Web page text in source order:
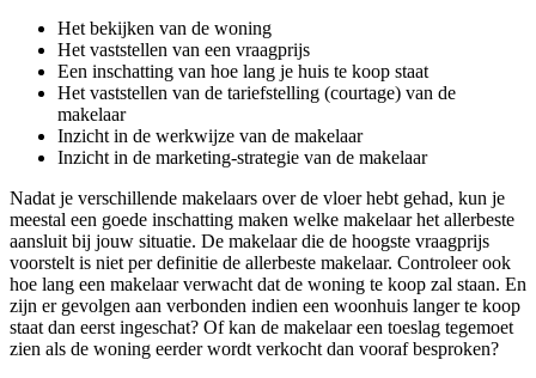
Het bekijken van de woning
Het vaststellen van een vraagprijs
Een inschatting van hoe lang je huis te koop staat
Het vaststellen van de tariefstelling (courtage) van de
makelaar
Inzicht in de werkwijze van de makelaar
Inzicht in de marketing-strategie van de makelaar
Nadat je verschillende makelaars over de vloer hebt gehad, kun je
meestal een goede inschatting maken welke makelaar het allerbeste
aansluit bij jouw situatie. De makelaar die de hoogste vraagprijs
voorstelt is niet per definitie de allerbeste makelaar. Controleer ook
hoe lang een makelaar verwacht dat de woning te koop zal staan. En
zijn er gevolgen aan verbonden indien een woonhuis langer te koop
staat dan eerst ingeschat? Of kan de makelaar een toeslag tegemoet
zien als de woning eerder wordt verkocht dan vooraf besproken?